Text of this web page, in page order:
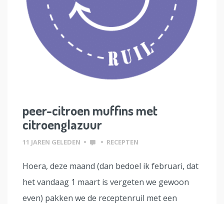
peer-citroen muffins met
citroenglazuur
11 JAREN GELEDEN • • RECEPTEN
Hoera, deze maand (dan bedoel ik februari, dat
het vandaag 1 maart is vergeten we gewoon
even) pakken we de receptenruil met een